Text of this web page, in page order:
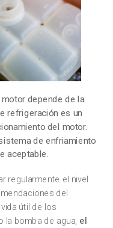
depende de la
refrigeración es un
del motor.
de enfriamiento
aceptable.
regularmente el nivel
del
útil de los
bomba de agua, el